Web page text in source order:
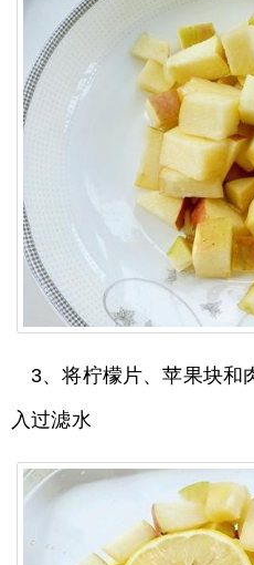
3、将柠檬片、苹果块和
入过滤水